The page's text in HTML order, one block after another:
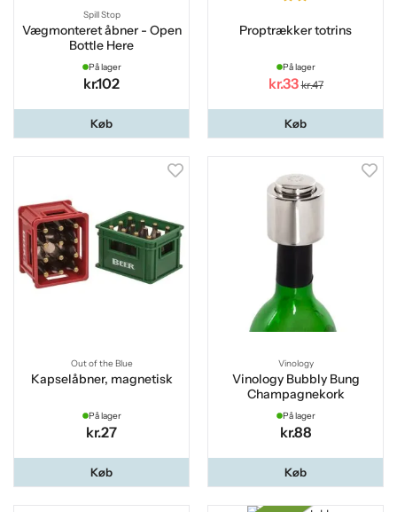
Spill Stop
Vægmonteret åbner - Open
Bottle Here
På lager
kr.102
Køb
Proptrækker totrins
På lager
kr.33 kr.47
Køb
Out of the Blue
Kapselåbner, magnetisk
På lager
kr.27
Køb
Vinology
Vinology Bubbly Bung
Champagnekork
På lager
kr.88
Køb